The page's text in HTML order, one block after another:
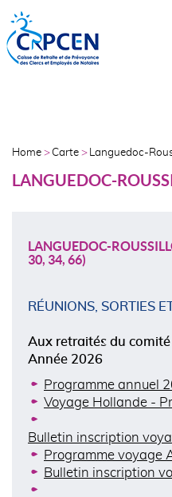
Skip
to
main
Aller
au
contenu
principal
AFFILIÉS
D'ARIANE
Home Carte Languedoc-
LANGUEDOC-
LANGUEDOC-
30, 34, 66)
RÉUNIONS, SORTIES
Aux retraités du
Année 2026
Programme annuel
Voyage Hollande -
Bulletin inscription
Programme voyage
Bulletin inscription